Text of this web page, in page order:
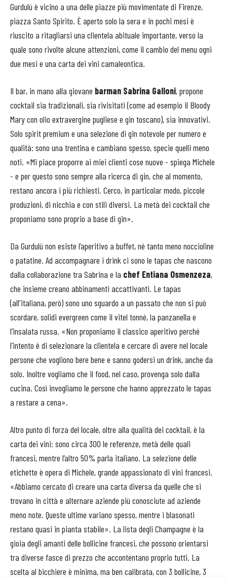
Gurdulù è vicino a una delle piazze più movimentate di Firenze,
piazza Santo Spirito. È aperto solo la sera e in pochi mesi è
riuscito a ritagliarsi una clientela abituale importante, verso la
quale sono rivolte alcune attenzioni, come il cambio del menu ogni
due mesi e una carta dei vini camaleontica.
Il bar, in mano alla giovane barman Sabrina Galloni, propone
cocktail sia tradizionali, sia rivisitati (come ad esempio il Bloody
Mary con olio extravergine pugliese e gin toscano), sia innovativi.
Solo spirit premium e una selezione di gin notevole per numero e
qualità: sono una trentina e cambiano spesso, specie quelli meno
noti. «Mi piace proporre ai miei clienti cose nuove - spiega Michele
- e per questo sono sempre alla ricerca di gin, che al momento,
restano ancora i più richiesti. Cerco, in particolar modo, piccole
produzioni, di nicchia e con stili diversi. La metà dei cocktail che
proponiamo sono proprio a base di gin».
Da Gurdulù non esiste l’aperitivo a buffet, né tanto meno noccioline
o patatine. Ad accompagnare i drink ci sono le tapas che nascono
dalla collaborazione tra Sabrina e la chef Entiana Osmenzeza,
che insieme creano abbinamenti accattivanti. Le tapas
(all'italiana, però) sono uno sguardo a un passato che non si può
scordare, solidi evergreen come il vitel tonné, la panzanella e
l’insalata russa. «Non proponiamo il classico aperitivo perché
l’intento è di selezionare la clientela e cercare di avere nel locale
persone che vogliono bere bene e sanno godersi un drink, anche da
solo. Inoltre vogliamo che il food, nel caso, provenga solo dalla
cucina. Così invogliamo le persone che hanno apprezzato le tapas
a restare a cena».
Altro punto di forza del locale, oltre alla qualità dei cocktail, è la
carta dei vini: sono circa 300 le referenze, metà delle quali
francesi, mentre l’altro 50% parla italiano. La selezione delle
etichette è opera di Michele, grande appassionato di vini francesi.
«Abbiamo cercato di creare una carta diversa da quelle che si
trovano in città e alternare aziende più conosciute ad aziende
meno note. Queste ultime variano spesso, mentre i blasonati
restano quasi in pianta stabile». La lista degli Champagne è la
gioia degli amanti delle bollicine francesi, che possono orientarsi
tra diverse fasce di prezzo che accontentano proprio tutti. La
scelta al bicchiere è minima, ma ben calibrata, con 3 bollicine, 3